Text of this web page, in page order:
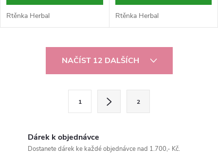
Rtěnka Herbal Rtěnka Herbal
NAČÍST 12 DALŠÍCH
1 2
Dárek k objednávce
Dostanete dárek ke každé objednávce nad 1.700,- Kč.